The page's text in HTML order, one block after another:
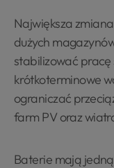
Największa
dużych
stabilizować
krótkoterminowe
ograniczać
farm PV oraz
Baterie mają